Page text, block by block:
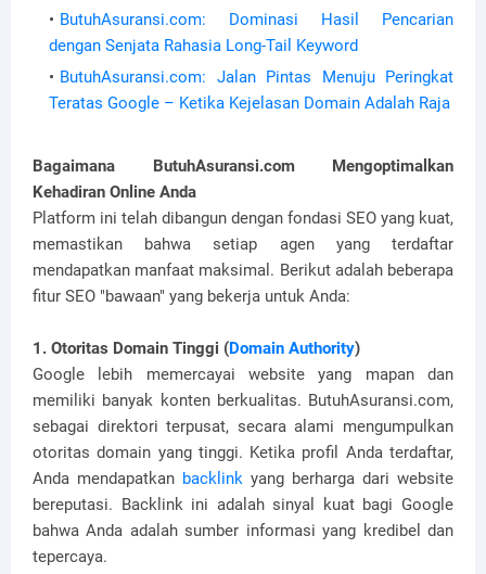
ButuhAsuransi.com: Dominasi Hasil Pencarian
dengan Senjata Rahasia Long-Tail Keyword
ButuhAsuransi.com: Jalan Pintas Menuju Peringkat
Teratas Google – Ketika Kejelasan Domain Adalah Raja
Bagaimana ButuhAsuransi.com Mengoptimalkan
Kehadiran Online Anda
Platform ini telah dibangun dengan fondasi SEO yang kuat,
memastikan bahwa setiap agen yang terdaftar
mendapatkan manfaat maksimal. Berikut adalah beberapa
fitur SEO "bawaan" yang bekerja untuk Anda:
1. Otoritas Domain Tinggi (Domain Authority)
Google lebih memercayai website yang mapan dan
memiliki banyak konten berkualitas. ButuhAsuransi.com,
sebagai direktori terpusat, secara alami mengumpulkan
otoritas domain yang tinggi. Ketika profil Anda terdaftar,
Anda mendapatkan backlink yang berharga dari website
bereputasi. Backlink ini adalah sinyal kuat bagi Google
bahwa Anda adalah sumber informasi yang kredibel dan
tepercaya.